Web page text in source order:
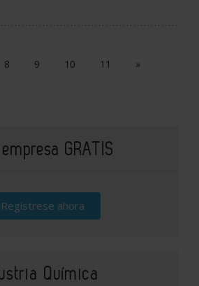
8 9 10 11 »
GRATIS
Regístrese ahora
Química